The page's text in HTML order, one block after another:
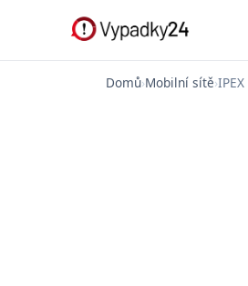
Domů›Mobilní sítě›IPEX